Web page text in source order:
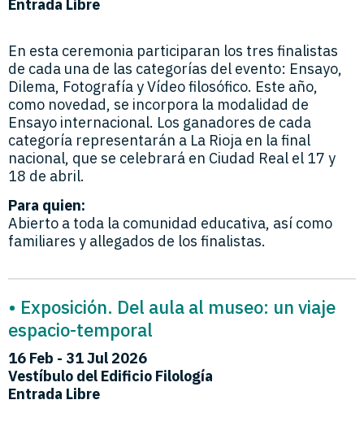
Entrada Libre
En esta ceremonia participaran los tres finalistas
de cada una de las categorías del evento: Ensayo,
Dilema, Fotografía y Vídeo filosófico. Este año,
como novedad, se incorpora la modalidad de
Ensayo internacional. Los ganadores de cada
categoría representarán a La Rioja en la final
nacional, que se celebrará en Ciudad Real el 17 y
18 de abril.
Para quien:
Abierto a toda la comunidad educativa, así como
familiares y allegados de los finalistas.
• Exposición. Del aula al museo: un viaje
espacio-temporal
16 Feb - 31 Jul 2026
Vestíbulo del Edificio Filología
Entrada Libre